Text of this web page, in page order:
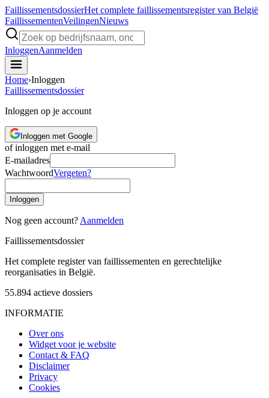
FaillissementsdossierHet complete faillissementsregister van België
FaillissementenVeilingenNieuws
InloggenAanmelden
Home›Inloggen
Faillissementsdossier
Inloggen op je account
Inloggen met Google
of inloggen met e-mail
E-mailadres
WachtwoordVergeten?
Inloggen
Nog geen account? Aanmelden
Faillissementsdossier
Het complete register van faillissementen en gerechtelijke
reorganisaties in België.
55.894 actieve dossiers
INFORMATIE
Over ons
Widget voor je website
Contact & FAQ
Disclaimer
Privacy
Cookies